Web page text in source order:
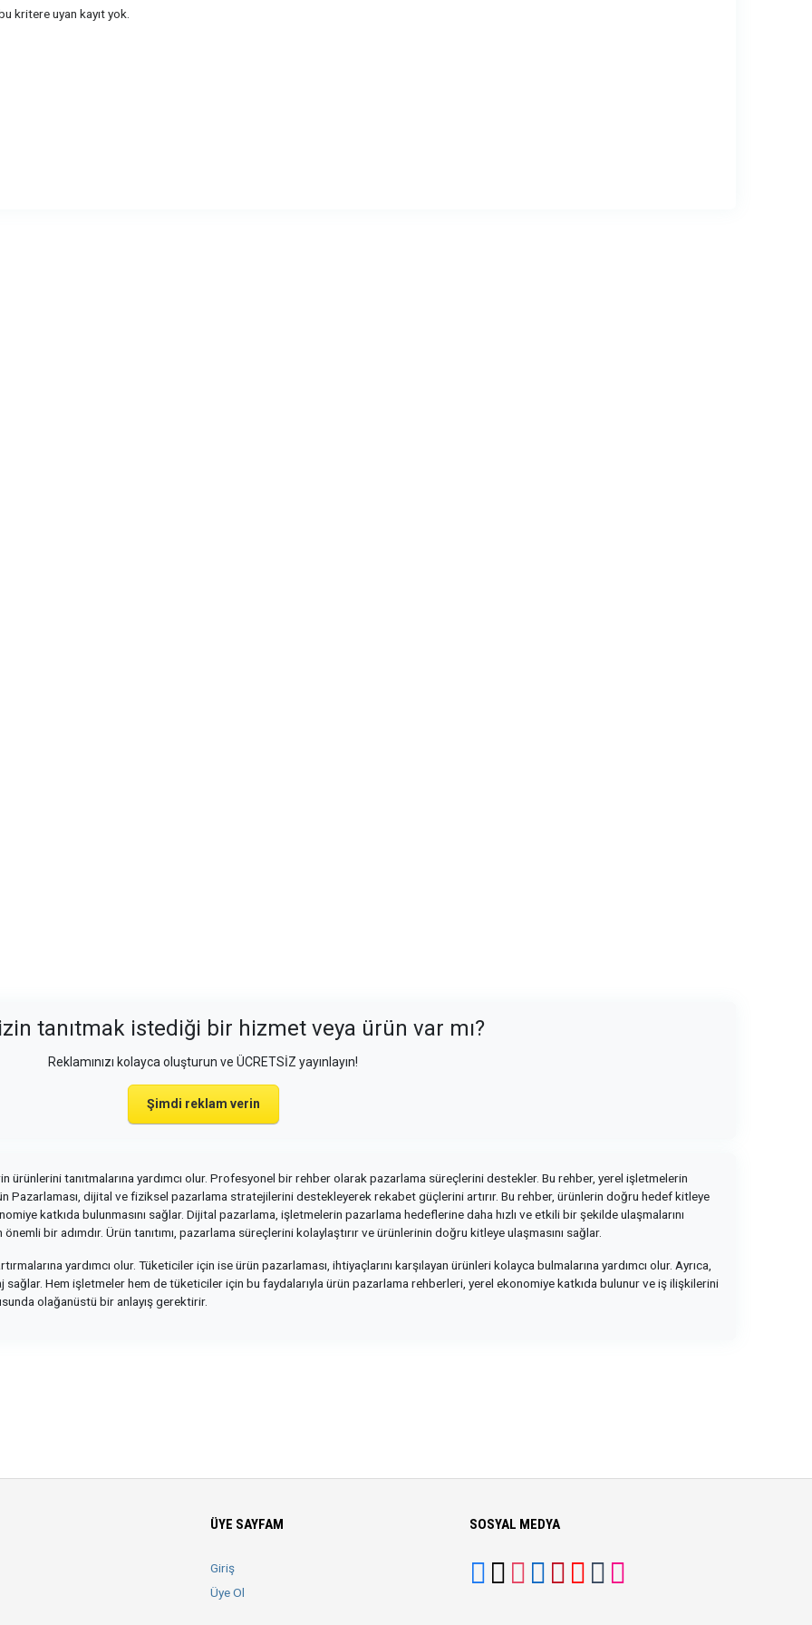
kritere uyan kayıt yok.
tanıtmak istediği bir hizmet veya ürün var mı?
Reklamınızı kolayca oluşturun ve ÜCRETSİZ yayınlayın!
Şimdi reklam verin
tanıtmalarına yardımcı olur. Profesyonel bir rehber olarak pazarlama süreçlerini destekler. Bu rehber, yerel işletmelerin
Pazarlaması, dijital ve fiziksel pazarlama stratejilerini destekleyerek rekabet güçlerini artırır. Bu rehber, ürünlerin doğru hedef kitleye
katkıda bulunmasını sağlar. Dijital pazarlama, işletmelerin pazarlama hedeflerine daha hızlı ve etkili bir şekilde ulaşmalarını
bir adımdır. Ürün tanıtımı, pazarlama süreçlerini kolaylaştırır ve ürünlerinin doğru kitleye ulaşmasını sağlar.
yardımcı olur. Tüketiciler için ise ürün pazarlaması, ihtiyaçlarını karşılayan ürünleri kolayca bulmalarına yardımcı olur. Ayrıca,
Hem işletmeler hem de tüketiciler için bu faydalarıyla ürün pazarlama rehberleri, yerel ekonomiye katkıda bulunur ve iş ilişkilerini
olağanüstü bir anlayış gerektirir.
ÜYE SAYFAM
Giriş
Üye Ol
SOSYAL MEDYA